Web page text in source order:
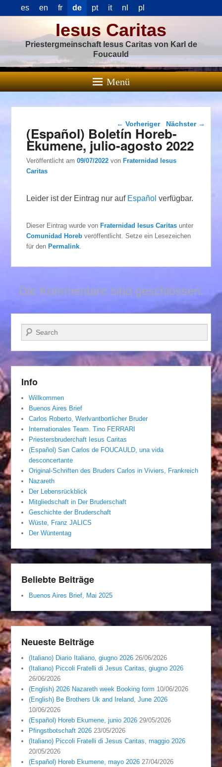
es en fr de pt it nl pl
Iesus Caritas
Priestergmeinschaft Iesus Caritas von Karl de
Foucauld
Menü
Beitragsnavigation
← Vorheriger Nächster →
(Español) Boletín Horeb-
Ekumene, julio-agosto 2022
Veröffentlicht am09/07/2022 vonFraternidad Iesus
Caritas
Leider ist der Eintrag nur auf Español verfügbar.
Dieser Eintrag wurde vonFraternidad Iesus Caritas unter
Comunidad Horeb veröffentlicht. Setze ein Lesezeichen
für denPermalink
Die Kommentare sind geschlossen.
Suchen
Info
Willkommen
Buenos Aires Brief
Carlos Roberto, Werlvantbortlicher Bruder
Internationales Team. Tino FERRARI
Priestersbruderchaft Iesus Caritas
(Español) San Carlos de FOUCAULD, una vida
desconcertante
Original-Schriften des Bruders Carlos in Viviers, Frankreich
Nazareth
Der Lebensrückblick
Mitgliedschaft in Der Bruderschaft
Geschichte der Bruderschaft
Wüste, Franz JALICS
Der Wüntentag
Beliebte Beiträge
Buenos Aires Brief, Mai 2025
Neueste Beiträge
(Italiano) Diario Italiano, giugno 2026 26/06/2026
(Italiano) Piccoli Fratelli di Jesus Caritas, giugno 2026
26/06/2026
(English) 2026 Nazareth week Booking form 10/06/2026
(English) Be Brothers Uk and Ireland, June 2026
10/06/2026
(Español) Horeb Ekumene, junio 2026 29/05/2026
Pfingstbotschaft 2026 23/05/2026
(Italiano) Piccoli Fratelli di Jesus Caritas, maggio 2026
20/05/2026
(Español) Horeb Ekumene, mayo 2026 27/04/2026